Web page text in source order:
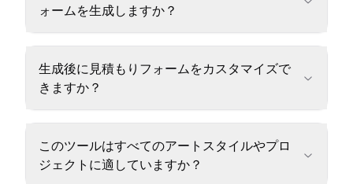
ォームを生成しますか？
生成後に見積もりフォームをカスタマイズで
きますか？
このツールはすべてのアートスタイルやプロ
ジェクトに適していますか？